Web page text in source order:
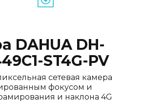
DAHUA DH-
ST4G-PV
сетевая камера
фокусом и
и наклона 4G